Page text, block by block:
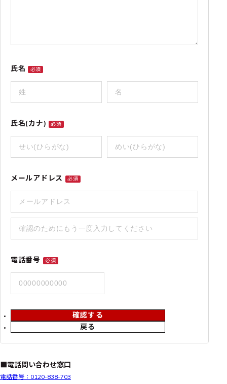
氏名 必須
氏名(カナ) 必須
メールアドレス 必須
電話番号 必須
戻る
確認する
■電話問い合わせ窓口
電話番号：0120-838-703